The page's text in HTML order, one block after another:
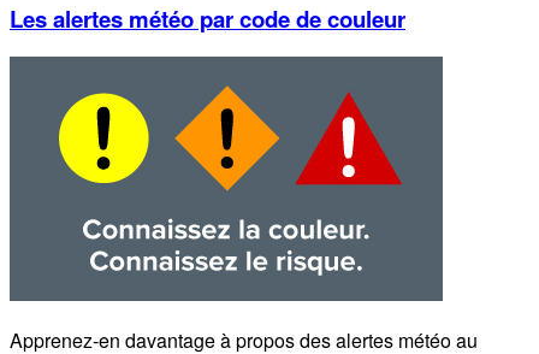
Les alertes météo par code de couleur
Apprenez-en davantage à propos des alertes météo au